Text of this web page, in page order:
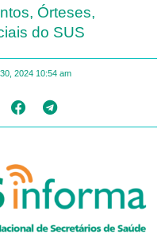
Órteses,
do SUS
2024 10:54 am